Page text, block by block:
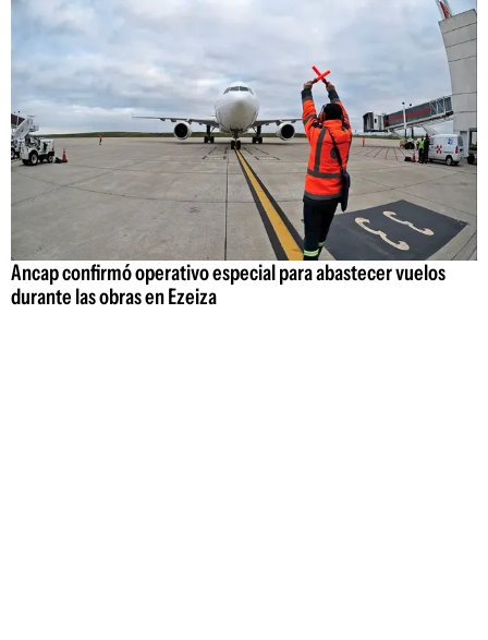
Ancap confirmó operativo especial para abastecer vuelos
durante las obras en Ezeiza